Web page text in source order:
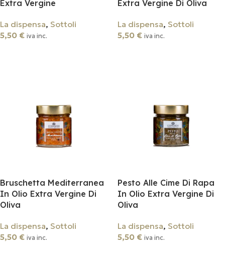
Extra Vergine
La dispensa, Sottoli
5,50 € iva inc.
Extra Vergine Di Oliva
La dispensa, Sottoli
5,50 € iva inc.
Bruschetta Mediterranea
In Olio Extra Vergine Di
Oliva
La dispensa, Sottoli
5,50 € iva inc.
Pesto Alle Cime Di Rapa
In Olio Extra Vergine Di
Oliva
La dispensa, Sottoli
5,50 € iva inc.